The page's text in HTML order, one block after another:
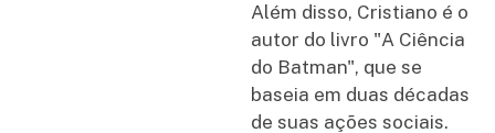
Além disso, Cristiano é o
autor do livro "A Ciência
do Batman", que se
baseia em duas décadas
de suas ações sociais.